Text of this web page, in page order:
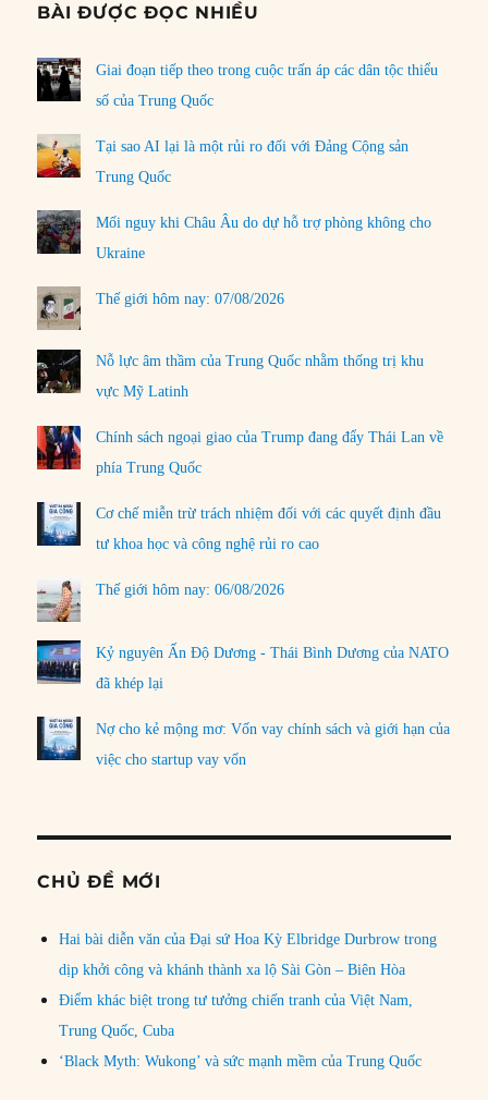
BÀI ĐƯỢC ĐỌC NHIỀU
Giai đoạn tiếp theo trong cuộc trấn áp các dân tộc thiểu
số của Trung Quốc
Tại sao AI lại là một rủi ro đối với Đảng Cộng sản
Trung Quốc
Mối nguy khi Châu Âu do dự hỗ trợ phòng không cho
Ukraine
Thế giới hôm nay: 07/08/2026
Nỗ lực âm thầm của Trung Quốc nhằm thống trị khu
vực Mỹ Latinh
Chính sách ngoại giao của Trump đang đẩy Thái Lan về
phía Trung Quốc
Cơ chế miễn trừ trách nhiệm đối với các quyết định đầu
tư khoa học và công nghệ rủi ro cao
Thế giới hôm nay: 06/08/2026
Kỷ nguyên Ấn Độ Dương - Thái Bình Dương của NATO
đã khép lại
Nợ cho kẻ mộng mơ: Vốn vay chính sách và giới hạn của
việc cho startup vay vốn
CHỦ ĐỀ MỚI
Hai bài diễn văn của Đại sứ Hoa Kỳ Elbridge Durbrow trong
dịp khởi công và khánh thành xa lộ Sài Gòn – Biên Hòa
Điểm khác biệt trong tư tưởng chiến tranh của Việt Nam,
Trung Quốc, Cuba
‘Black Myth: Wukong’ và sức mạnh mềm của Trung Quốc